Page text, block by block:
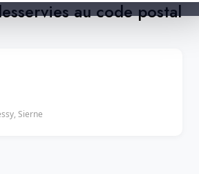
au code postal
Sierne